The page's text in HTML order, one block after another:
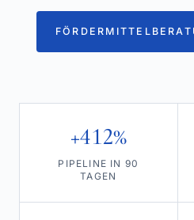
+412%
PIPELINE IN 90
TAGEN